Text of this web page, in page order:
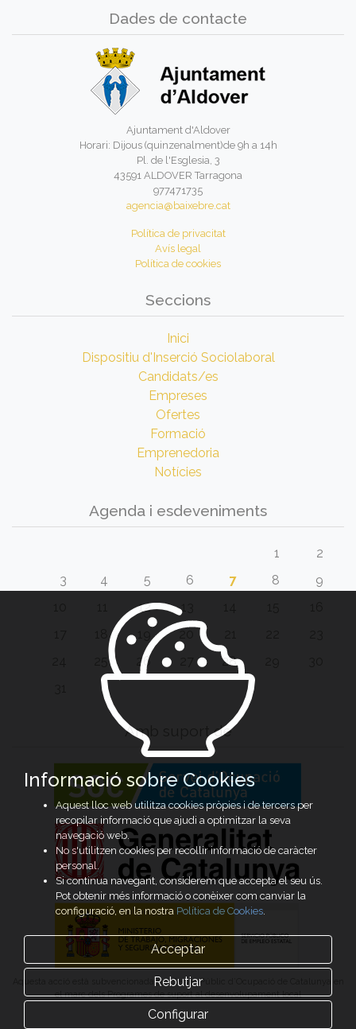
Dades de contacte
Ajuntament d'Aldover
Horari: Dijous (quinzenalment)de 9h a 14h
Pl. de l'Esglesia, 3
43591 ALDOVER Tarragona
977471735
agencia@baixebre.cat
Política de privacitat
Avís legal
Política de cookies
Seccions
Inici
Dispositiu d'Inserció Sociolaboral
Candidats/es
Empreses
Ofertes
Formació
Emprenedoria
Notícies
Agenda i esdeveniments
1
2
3
4 5 6 7 8
9
12 13
20
26 28
Amb suport de
Aquesta acció està subvencionada pel Servei Públic d’Ocupació de Catalunya en
el marc dels Programes de suport al desenvolupament local
Informació sobre Cookies
Aquest lloc web utilitza cookies pròpies i de tercers per
recopilar informació que ajudi a optimitzar la seva
navegació web.
No s'utilitzen cookies per recollir informació de caràcter
personal.
Si continua navegant, considerem que accepta el seu ús.
Pot obtenir més informació o conèixer com canviar la
configuració, en la nostra Política de Cookies.
Acceptar
Rebutjar
Configurar